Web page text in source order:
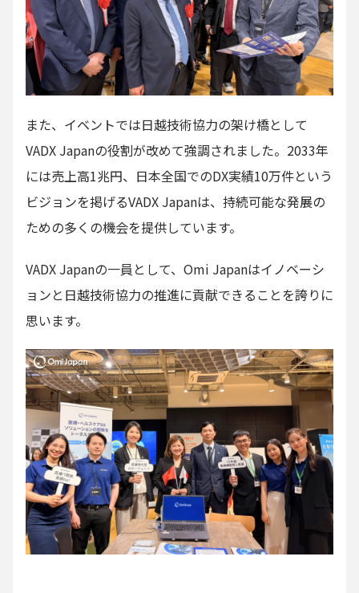
また、イベントでは日越技術協力の架け橋として
VADX Japanの役割が改めて強調されました。2033年
には売上高1兆円、日本全国でのDX実績10万件という
ビジョンを掲げるVADX Japanは、持続可能な発展の
ための多くの機会を提供しています。
VADX Japanの一員として、Omi Japanはイノベーシ
ョンと日越技術協力の推進に貢献できることを誇りに
思います。